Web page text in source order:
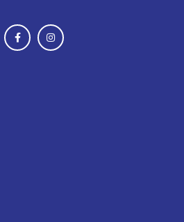
perto, cuidando de você!